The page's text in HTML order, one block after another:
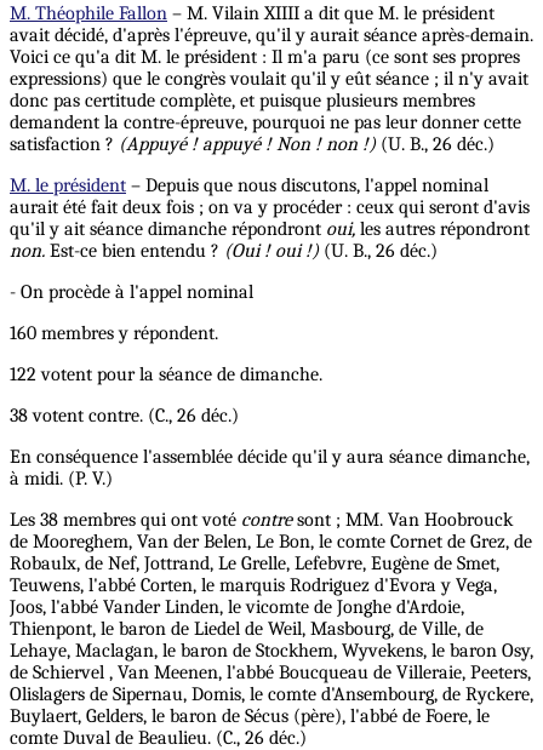
M. Théophile Fallon – M. Vilain XIIII a dit que M. le président
avait décidé, d'après l'épreuve, qu'il y aurait séance après-demain.
Voici ce qu'a dit M. le président : Il m'a paru (ce sont ses propres
expressions) que le congrès voulait qu'il y eût séance ; il n'y avait
donc pas certitude complète, et puisque plusieurs membres
demandent la contre-épreuve, pourquoi ne pas leur donner cette
satisfaction ? (Appuyé ! appuyé ! Non ! non !)(U. B., 26 déc.)
M. le président – Depuis que nous discutons, l'appel nominal
aurait été fait deux fois ; on va y procéder : ceux qui seront d'avis
qu'il y ait séance dimanche répondront oui, les autres répondront
non. Est-ce bien entendu ? (Oui ! oui !)(U. B., 26 déc.)
- On procède à l'appel nominal
160 membres y répondent.
122 votent pour la séance de dimanche.
38 votent contre. (C., 26 déc.)
En conséquence l'assemblée décide qu'il y aura séance dimanche,
à midi. (P. V.)
Les 38 membres qui ont voté contresont ; MM. Van Hoobrouck
de Mooreghem, Van der Belen, Le Bon, le comte Cornet de Grez, de
Robaulx, de Nef, Jottrand, Le Grelle, Lefebvre, Eugène de Smet,
Teuwens, l'abbé Corten, le marquis Rodriguez d'Evora y Vega,
Joos, l'abbé Vander Linden, le vicomte de Jonghe d'Ardoie,
Thienpont, le baron de Liedel de Weil, Masbourg, de Ville, de
Lehaye, Maclagan, le baron de Stockhem, Wyvekens, le baron Osy,
de Schiervel , Van Meenen, l'abbé Boucqueau de Villeraie, Peeters,
Olislagers de Sipernau, Domis, le comte d'Ansembourg, de Ryckere,
Buylaert, Gelders, le baron de Sécus (père), l'abbé de Foere, le
comte Duval de Beaulieu. (C., 26 déc.)